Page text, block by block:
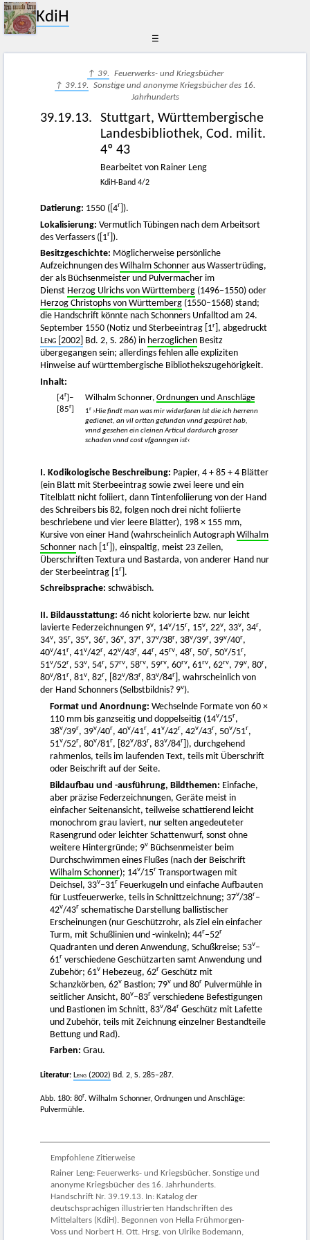
KdiH
☰
↑ 39. Feuerwerks- und Kriegsbücher
↑ 39.19. Sonstige und anonyme Kriegsbücher des 16.
Jahrhunderts
39.19.13.
Stuttgart, Württembergische
Landesbibliothek, Cod. milit.
4º 43
Bearbeitet von Rainer Leng
KdiH-Band 4/2
Datierung: 1550 ([4r ]).
Lokalisierung: Vermutlich Tübingen nach dem Arbeitsort
des Verfassers ([1r ]).
Besitzgeschichte: Möglicherweise persönliche
Aufzeichnungen des Wilhalm Schonner aus Wassertrüding,
der als Büchsenmeister und Pulvermacher im
Dienst Herzog Ulrichs von Württemberg (1496–1550) oder
Herzog Christophs von Württemberg (1550–1568) stand;
die Handschrift könnte nach Schonners Unfalltod am 24.
September 1550 (Notiz und Sterbeeintrag [1r ], abgedruckt
Leng [2002] Bd. 2, S. 286) in herzoglichen Besitz
übergegangen sein; allerdings fehlen alle expliziten
Hinweise auf württembergische Bibliothekszugehörigkeit.
Inhalt:
[4r ]–
[85r
Wilhalm Schonner, Ordnungen und Anschläge
1r ›Hie findt man was mir widerfaren Ist die ich herrenn
gedienet, an vil ortten gefunden vnnd gespüret hab,
vnnd gesehen ein cleinen Articul dardurch groser
schaden vnnd cost vfganngen ist‹
I. Kodikologische Beschreibung: Papier, 4 + 85 + 4 Blätter
(ein Blatt mit Sterbeeintrag sowie zwei leere und ein
Titelblatt nicht foliiert, dann Tintenfoliierung von der Hand
des Schreibers bis 82, folgen noch drei nicht foliierte
beschriebene und vier leere Blätter), 198 × 155 mm,
Kursive von einer Hand (wahrscheinlich Autograph Wilhalm
Schonner nach [1r ]), einspaltig, meist 23 Zeilen,
Überschriften Textura und Bastarda, von anderer Hand nur
der Sterbeeintrag [1r ].
Schreibsprache: schwäbisch.
II. Bildausstattung: 46 nicht kolorierte bzw. nur leicht
lavierte Federzeichnungen 9v, 14v/15r, 15v, 22v, 33v, 34r,
34v, 35r, 35v, 36r, 36v, 37r, 37v/38r, 38v/39r, 39v/40r,
40v/41r, 41v/42r, 42v/43r, 44r, 45rv, 48r, 50r, 50v/51r,
51v/52r, 53v, 54r, 57rv, 58rv, 59rv, 60rv, 61rv, 62rv, 79v, 80r,
80v/81r, 81v, 82r, [82v/83r, 83v/84r ], wahrscheinlich von
der Hand Schonners (Selbstbildnis? 9v).
Format und Anordnung: Wechselnde Formate von 60 ×
110 mm bis ganzseitig und doppelseitig (14v/15r,
38v/39r, 39v/40r, 40v/41r, 41v/42r, 42v/43r, 50v/51r,
51v/52r, 80v/81r, [82v/83r, 83v/84r ]), durchgehend
rahmenlos, teils im laufenden Text, teils mit Überschrift
oder Beischrift auf der Seite.
Bildaufbau und -ausführung, Bildthemen: Einfache,
aber präzise Federzeichnungen, Geräte meist in
einfacher Seitenansicht, teilweise schattierend leicht
monochrom grau laviert, nur selten angedeuteter
Rasengrund oder leichter Schattenwurf, sonst ohne
weitere Hintergründe; 9v Büchsenmeister beim
Durchschwimmen eines Flußes (nach der Beischrift
Wilhalm Schonner); 14v/15r Transportwagen mit
Deichsel, 33v–31r Feuerkugeln und einfache Aufbauten
für Lustfeuerwerke, teils in Schnittzeichnung; 37v/38r–
42v/43r schematische Darstellung ballistischer
Erscheinungen (nur Geschützrohr, als Ziel ein einfacher
Turm, mit Schußlinien und -winkeln); 44r–52r
Quadranten und deren Anwendung, Schußkreise; 53v–
61r verschiedene Geschützarten samt Anwendung und
Zubehör; 61v Hebezeug, 62r Geschütz mit
Schanzkörben, 62v Bastion; 79v und 80r Pulvermühle in
seitlicher Ansicht, 80v–83r verschiedene Befestigungen
und Bastionen im Schnitt, 83v/84r Geschütz mit Lafette
und Zubehör, teils mit Zeichnung einzelner Bestandteile
Bettung und Rad).
Farben: Grau.
Literatur: Leng (2002) Bd. 2, S. 285–287.
Abb. 180: 80r. Wilhalm Schonner, Ordnungen und Anschläge:
Pulvermühle.
Empfohlene Zitierweise
Rainer Leng: Feuerwerks- und Kriegsbücher. Sonstige und
anonyme Kriegsbücher des 16. Jahrhunderts.
Handschrift Nr. 39.19.13. In: Katalog der
deutschsprachigen illustrierten Handschriften des
Mittelalters (KdiH). Begonnen von Hella Frühmorgen-
Voss und Norbert H. Ott. Hrsg. von Ulrike Bodemann,